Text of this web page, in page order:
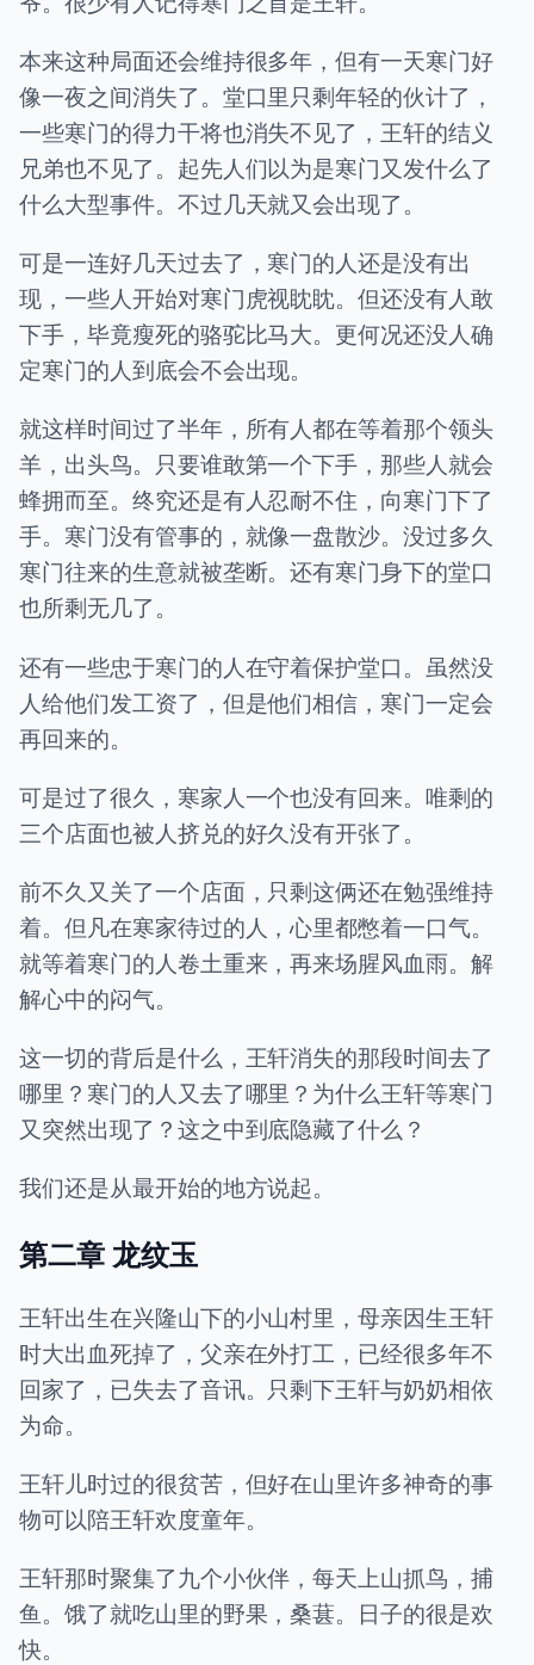
本来这种局面还会维持很多年，但有一天寒门好
像一夜之间消失了。堂口里只剩年轻的伙计了，
一些寒门的得力干将也消失不见了，王轩的结义
兄弟也不见了。起先人们以为是寒门又发什么了
什么大型事件。不过几天就又会出现了。
可是一连好几天过去了，寒门的人还是没有出
现，一些人开始对寒门虎视眈眈。但还没有人敢
下手，毕竟瘦死的骆驼比马大。更何况还没人确
定寒门的人到底会不会出现。
就这样时间过了半年，所有人都在等着那个领头
羊，出头鸟。只要谁敢第一个下手，那些人就会
蜂拥而至。终究还是有人忍耐不住，向寒门下了
手。寒门没有管事的，就像一盘散沙。没过多久
寒门往来的生意就被垄断。还有寒门身下的堂口
也所剩无几了。
还有一些忠于寒门的人在守着保护堂口。虽然没
人给他们发工资了，但是他们相信，寒门一定会
再回来的。
可是过了很久，寒家人一个也没有回来。唯剩的
三个店面也被人挤兑的好久没有开张了。
前不久又关了一个店面，只剩这俩还在勉强维持
着。但凡在寒家待过的人，心里都憋着一口气。
就等着寒门的人卷土重来，再来场腥风血雨。解
解心中的闷气。
这一切的背后是什么，王轩消失的那段时间去了
哪里？寒门的人又去了哪里？为什么王轩等寒门
又突然出现了？这之中到底隐藏了什么？
我们还是从最开始的地方说起。
第二章 龙纹玉
王轩出生在兴隆山下的小山村里，母亲因生王轩
时大出血死掉了，父亲在外打工，已经很多年不
回家了，已失去了音讯。只剩下王轩与奶奶相依
为命。
王轩儿时过的很贫苦，但好在山里许多神奇的事
物可以陪王轩欢度童年。
王轩那时聚集了九个小伙伴，每天上山抓鸟，捕
鱼。饿了就吃山里的野果，桑葚。日子的很是欢
快。